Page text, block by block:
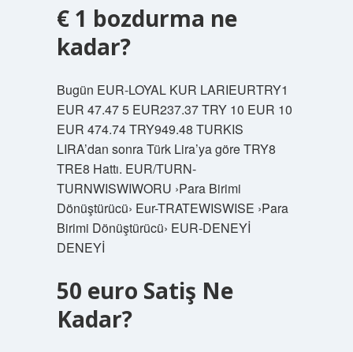
€ 1 bozdurma ne
kadar?
Bugün EUR-LOYAL KUR LARIEURTRY1
EUR 47.47 5 EUR237.37 TRY 10 EUR 10
EUR 474.74 TRY949.48 TURKIS
LIRA’dan sonra Türk Lira’ya göre TRY8
TRE8 Hattı. EUR/TURN-
TURNWISWIWORU ›Para Birimi
Dönüştürücü› Eur-TRATEWISWISE ›Para
Birimi Dönüştürücü› EUR-DENEYİ
DENEYİ
50 euro Satiş Ne
Kadar?